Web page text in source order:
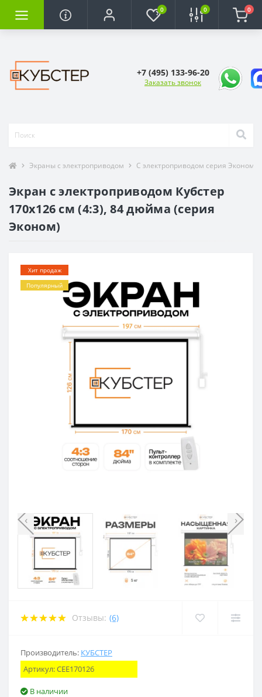
0 0 0
+7 (495) 133-96-20
Заказать звонок
Экраны с электроприводом С электроприводом серия Эконом
Экран с электроприводом Кубстер
170х126 см (4:3), 84 дюйма (серия
Эконом)
Хит продаж
Популярный
‹ ›
Отзывы: (6)
Производитель: КУБСТЕР
Артикул:CEE170126
В наличии